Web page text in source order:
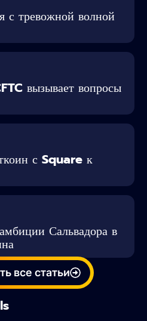
с тревожной волной
вызывает вопросы
с Square к
Сальвадора в
все статьи